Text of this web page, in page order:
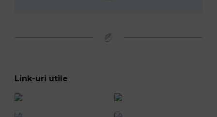
Link-uri utile